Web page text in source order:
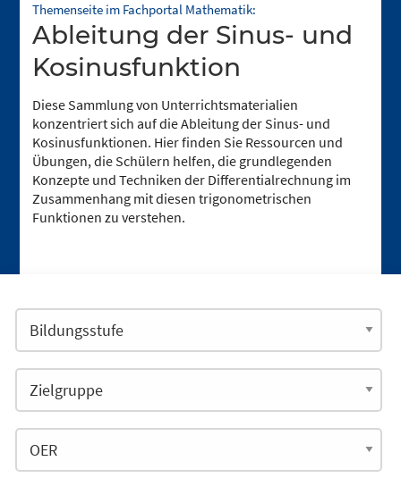
Themenseite im Fachportal Mathematik:
Ableitung der Sinus- und
Kosinusfunktion
Diese Sammlung von Unterrichtsmaterialien
konzentriert sich auf die Ableitung der Sinus- und
Kosinusfunktionen. Hier finden Sie Ressourcen und
Übungen, die Schülern helfen, die grundlegenden
Konzepte und Techniken der Differentialrechnung im
Zusammenhang mit diesen trigonometrischen
Funktionen zu verstehen.